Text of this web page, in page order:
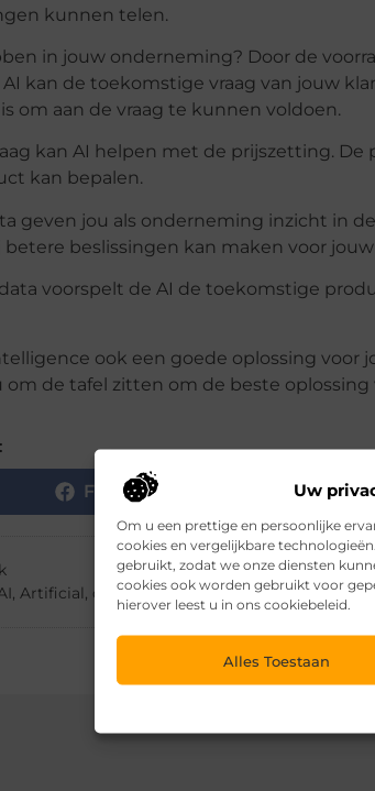
Uw
Om u een prettige en persoonlijke
cookies en vergelijkbare
gebruikt, zodat we onze diensten
cookies ook worden gebruikt voor
hierover leest u in ons cookiebeleid.
Alles Toestaan
kunnen telen.
in jouw onderneming? Door de
kan de toekomstige vraag van jouw
om aan de vraag te kunnen voldoen.
kan AI helpen met de prijszetting.
kan bepalen.
geven jou als onderneming inzicht in
beslissingen kan maken voor
voorspelt de AI de toekomstige
ook een goede oplossing voor
om de tafel zitten om de beste
Facebook
,Artificial, data,Food,food en agri sector,